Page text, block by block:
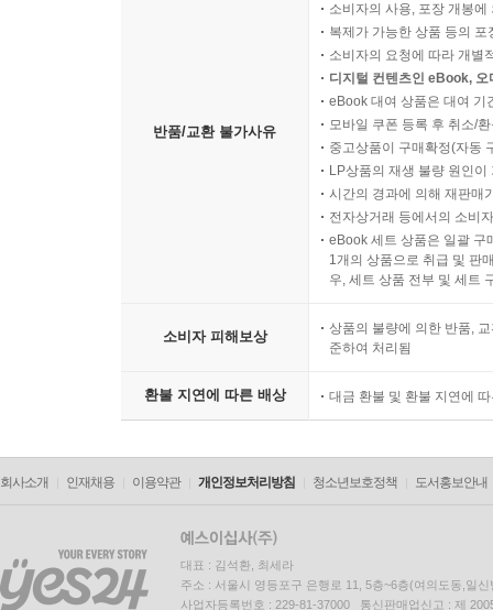
반품/교환 불가사유
소비자의 사용, 포장 개봉
복제가 가능한 상품 등의
소비자의 요청에 따라 개별
디지털 컨텐츠인 eBook,
eBook 대여 상품은 대여 기
모바일 쿠폰 등록 후 취소/
중고상품이 구매확정(자동
LP상품의 재생 불량 원인
시간의 경과에 의해 재판매
전자상거래 등에서의 소비
eBook 세트 상품은 일괄 구
1개의 상품으로 취급 및 판
우, 세트 상품 전부 및 세트
소비자 피해보상
상품의 불량에 의한 반품,
준하여 처리됨
환불 지연에 따른 배상 대금 환불 및 환불 지연에
회사소개 인재채용 이용약관 개인정보처리방침 청소년보호정책 도서홍보안내
대표 : 김석환, 최세라
주소 : 서울시 영등포구 은행로 11, 5층~6층(여의도동,일신
사업자등록번호 : 229-81-37000 통신판매업신고 : 제